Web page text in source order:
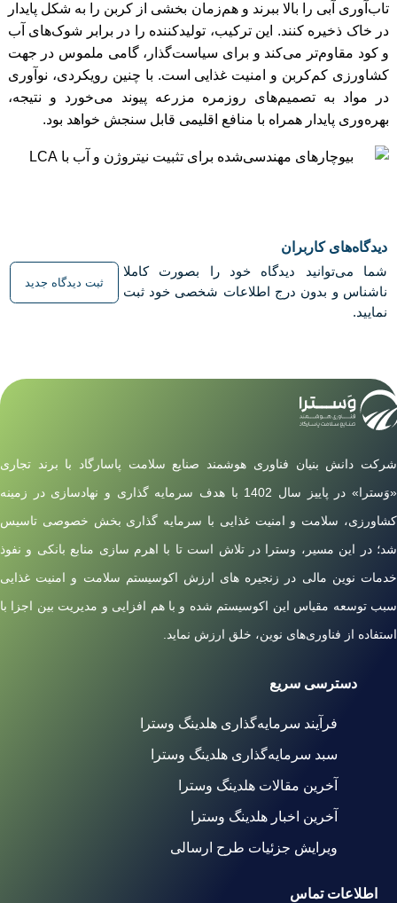
تاب‌آوری آبی را بالا ببرند و هم‌زمان بخشی از کربن را به شکل پایدار
در خاک ذخیره کنند. این ترکیب، تولیدکننده را در برابر شوک‌های آب
و کود مقاوم‌تر می‌کند و برای سیاست‌گذار، گامی ملموس در جهت
کشاورزی کم‌کربن و امنیت غذایی است. با چنین رویکردی، نوآوری
در مواد به تصمیم‌های روزمره مزرعه پیوند می‌خورد و نتیجه،
بهره‌وری پایدار همراه با منافع اقلیمی قابل سنجش خواهد بود.
دیدگاه‌های کاربران
شما می‌توانید دیدگاه خود را بصورت کاملا
ناشناس و بدون درج اطلاعات شخصی خود ثبت
نمایید.
ثبت دیدگاه جدید
شرکت دانش بنیان فناوری هوشمند صنایع سلامت پاسارگاد با برند تجاری
«وَسترا» در پاییز سال 1402 با هدف سرمایه گذاری و نهادسازی در زمینه
کشاورزی، سلامت و امنیت غذایی با سرمایه گذاری بخش خصوصی تاسیس
شد؛ در این مسیر، وسترا در تلاش است تا با اهرم سازی منابع بانکی و نفوذ
خدمات نوین مالی در زنجیره های ارزش اکوسیستم سلامت و امنیت غذایی
سبب توسعه مقیاس این اکوسیستم شده و با هم افزایی و مدیریت بین اجزا با
استفاده از فناوری‌های نوین، خلق ارزش نماید.
دسترسی سریع
فرآیند سرمایه‌گذاری هلدینگ وسترا
سبد سرمایه‌گذاری هلدینگ وسترا
آخرین مقالات هلدینگ وسترا
آخرین اخبار هلدینگ وسترا
ویرایش جزئیات طرح ارسالی
اطلاعات تماس